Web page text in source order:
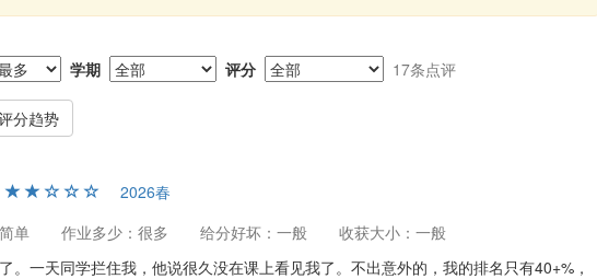
仁杰的《数学建模》课程在给分上相对友好，但对于不排斥编码、愿意投入的学生可能
，仍然值得计算数学方向的学生考虑。
学期 评分 17条点评
分趋势
2026春
单
作业多少：很多 给分好坏：一般
收获大小：一般
。一天同学拦住我，他说很久没在课上看见我了。不出意外的，我的排名只有40+%，